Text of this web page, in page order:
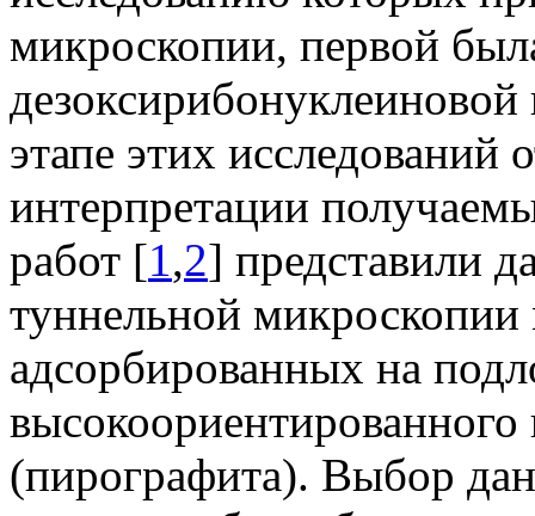
микроскопии, первой
этапе этих исследований
интерпретации
работ [1,2] представили
туннельной
адсорбированных на
(пирографита). Выбор